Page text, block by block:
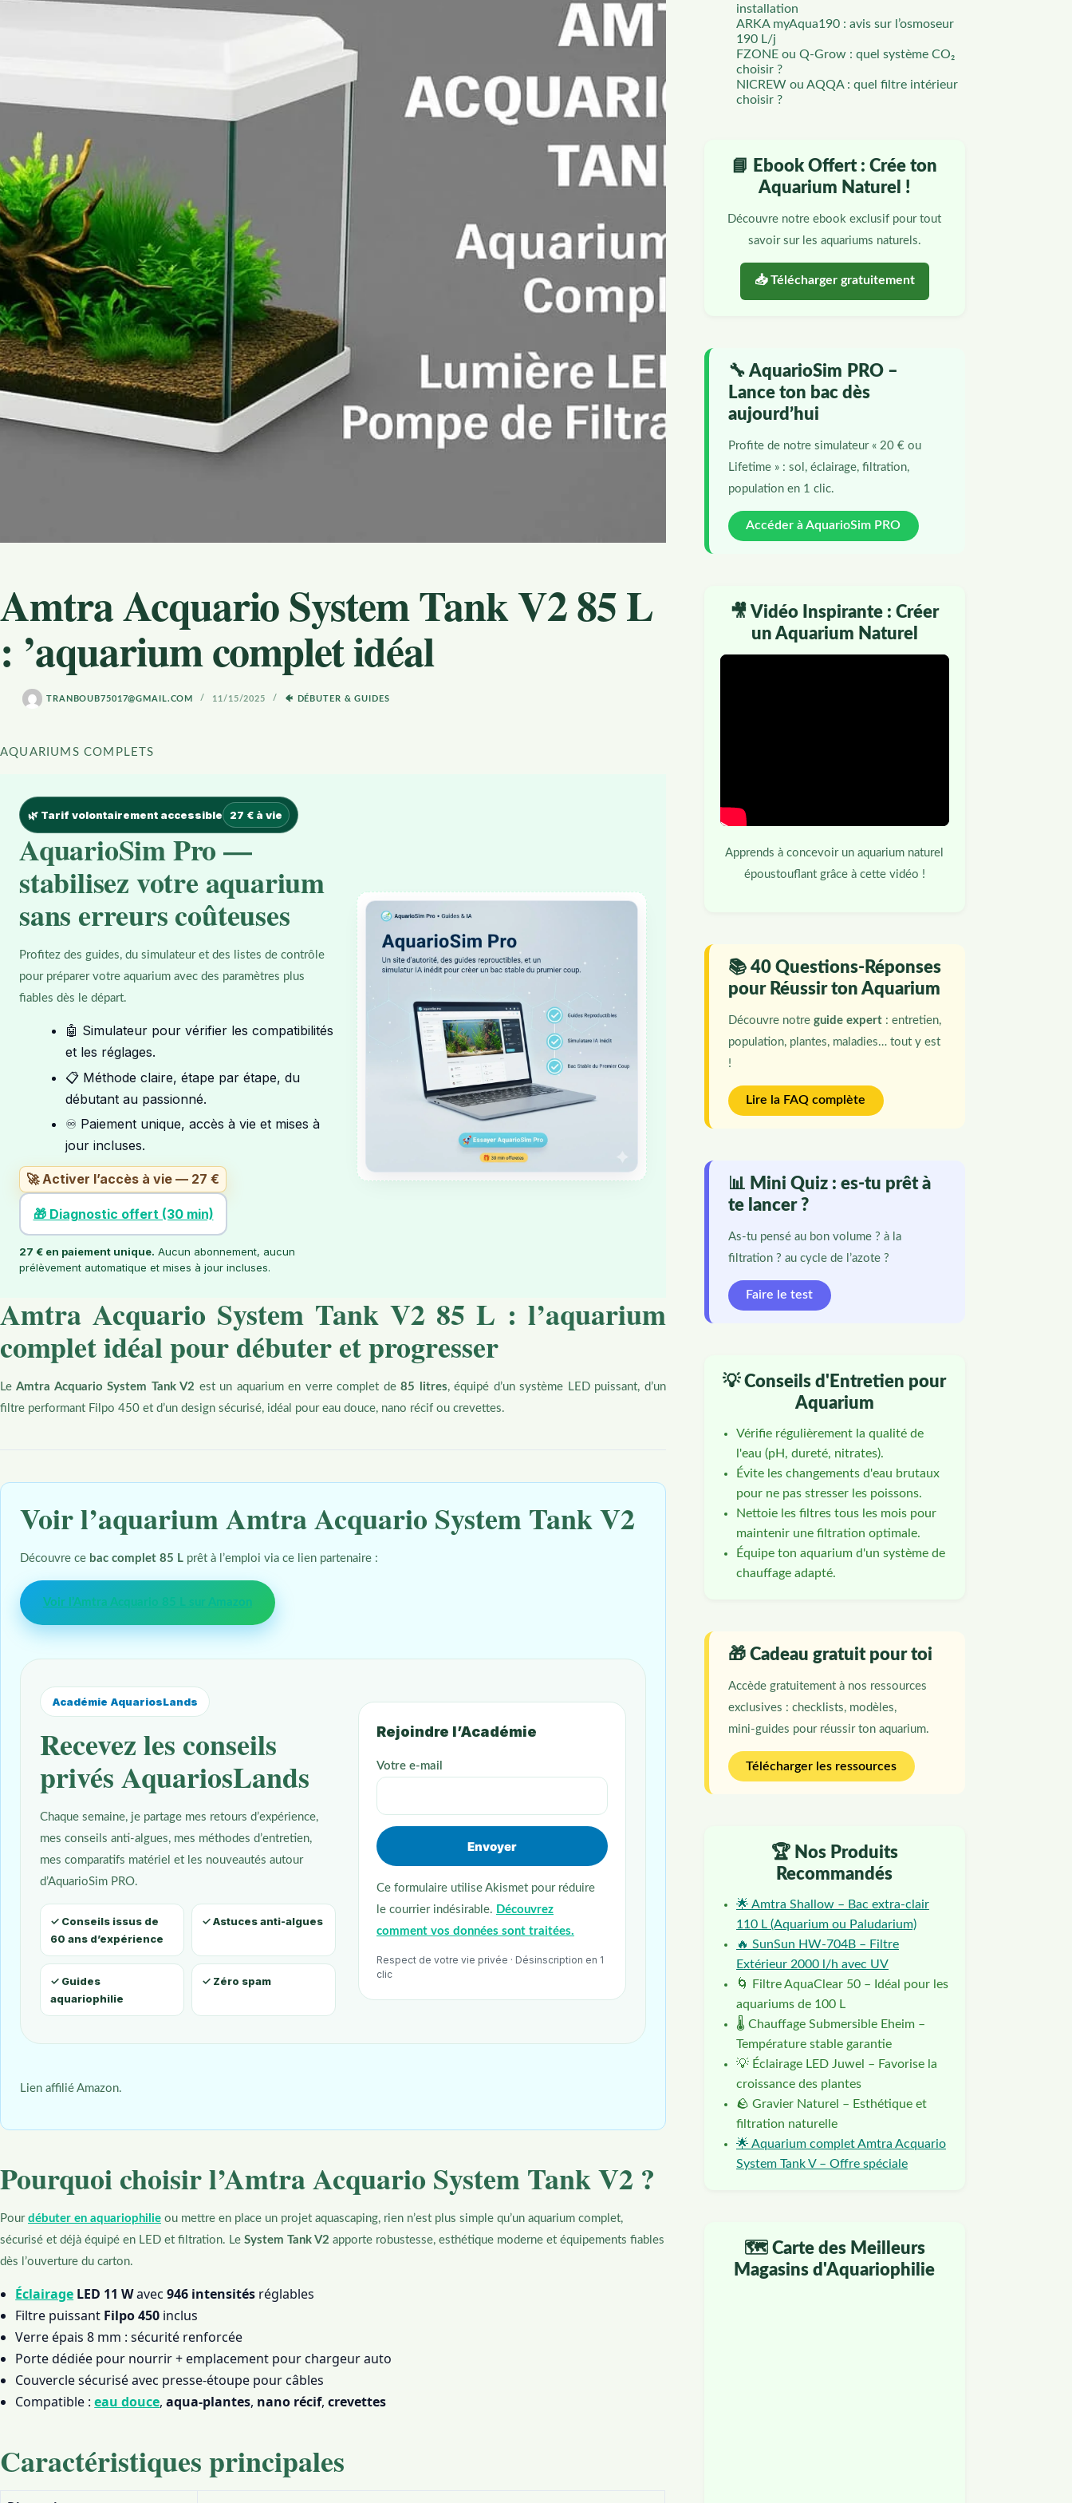
Amtra Acquario System Tank V2 85 L
: ’aquarium complet idéal
TRANBOUB75017@GMAIL.COM 11/15/2025 🐠 DÉBUTER & GUIDES
AQUARIUMS COMPLETS
🌿 Tarif volontairement accessible 27 € à vie
AquarioSim Pro —
stabilisez votre aquarium
sans erreurs coûteuses
Profitez des guides, du simulateur et des listes de contrôle
pour préparer votre aquarium avec des paramètres plus
fiables dès le départ.
🤖 Simulateur pour vérifier les compatibilités
et les réglages.
📋 Méthode claire, étape par étape, du
débutant au passionné.
♾️ Paiement unique, accès à vie et mises à
jour incluses.
🚀 Activer l’accès à vie — 27 €
🎁 Diagnostic offert (30 min)
27 € en paiement unique. Aucun abonnement, aucun
prélèvement automatique et mises à jour incluses.
Amtra Acquario System Tank V2 85 L : l’aquarium
complet idéal pour débuter et progresser
LeAmtra Acquario System Tank V2 est un aquarium en verre complet de85 litres, équipé d’un système LED puissant, d’un
filtre performant Filpo 450 et d’un design sécurisé, idéal pour eau douce, nano récif ou crevettes.
Voir l’aquarium Amtra Acquario System Tank V2
Découvre ce bac complet 85 L prêt à l’emploi via ce lien partenaire :
Voir l’Amtra Acquario 85 L sur Amazon
Académie AquariosLands
Recevez les conseils
privés AquariosLands
Chaque semaine, je partage mes retours d’expérience,
mes conseils anti-algues, mes méthodes d’entretien,
mes comparatifs matériel et les nouveautés autour
d’AquarioSim PRO.
✓ Conseils issus de
60 ans d’expérience
✓ Astuces anti-algues
✓ Guides
aquariophilie
✓ Zéro spam
Rejoindre l’Académie
Votre e-mail
Ce formulaire utilise Akismet pour réduire
le courrier indésirable. Découvrez
comment vos données sont traitées.
Respect de votre vie privée · Désinscription en 1
clic
Lien affilié Amazon.
Pourquoi choisir l’Amtra Acquario System Tank V2 ?
Pour débuter en aquariophilie ou mettre en place un projet aquascaping, rien n’est plus simple qu’un aquarium complet,
sécurisé et déjà équipé en LED et filtration. Le System Tank V2 apporte robustesse, esthétique moderne et équipements fiables
dès l’ouverture du carton.
Éclairage LED 11 Wavec946 intensités réglables
Filtre puissant Filpo 450 inclus
Verre épais 8 mm : sécurité renforcée
Porte dédiée pour nourrir + emplacement pour chargeur auto
Couvercle sécurisé avec presse-étoupe pour câbles
Compatible :eau douce,aqua-plantes, nano récif,crevettes
Caractéristiques principales
installation
ARKA myAqua190 : avis sur l’osmoseur
190 L/j
FZONE ou Q-Grow : quel système CO₂
choisir ?
NICREW ou AQQA : quel filtre intérieur
choisir ?
📘 Ebook Offert : Crée ton
Aquarium Naturel !
Découvre notre ebook exclusif pour tout
savoir sur les aquariums naturels.
📥 Télécharger gratuitement
🔧 AquarioSim PRO –
Lance ton bac dès
aujourd’hui
Profite de notre simulateur « 20 € ou
Lifetime » : sol, éclairage, filtration,
population en 1 clic.
Accéder à AquarioSim PRO
🎥 Vidéo Inspirante : Créer
un Aquarium Naturel
Apprends à concevoir un aquarium naturel
époustouflant grâce à cette vidéo !
📚 40 Questions-Réponses
pour Réussir ton Aquarium
Découvre notreguide expert : entretien,
population, plantes, maladies… tout y est
!
Lire la FAQ complète
📊 Mini Quiz : es-tu prêt à
te lancer ?
As-tu pensé au bon volume ? à la
filtration ? au cycle de l’azote ?
Faire le test
💡 Conseils d'Entretien pour
Aquarium
Vérifie régulièrement la qualité de
l'eau (pH, dureté, nitrates).
Évite les changements d'eau brutaux
pour ne pas stresser les poissons.
Nettoie les filtres tous les mois pour
maintenir une filtration optimale.
Équipe ton aquarium d'un système de
chauffage adapté.
🎁 Cadeau gratuit pour toi
Accède gratuitement à nos ressources
exclusives : checklists, modèles,
mini‑guides pour réussir ton aquarium.
Télécharger les ressources
🏆 Nos Produits
Recommandés
🌟 Amtra Shallow – Bac extra-clair
110 L (Aquarium ou Paludarium)
🔥 SunSun HW-704B – Filtre
Extérieur 2000 l/h avec UV
🌀 Filtre AquaClear 50 – Idéal pour les
aquariums de 100 L
🌡️ Chauffage Submersible Eheim –
Température stable garantie
💡 Éclairage LED Juwel – Favorise la
croissance des plantes
🪨 Gravier Naturel – Esthétique et
filtration naturelle
🌟 Aquarium complet Amtra Acquario
System Tank V – Offre spéciale
🗺️ Carte des Meilleurs
Magasins d'Aquariophilie